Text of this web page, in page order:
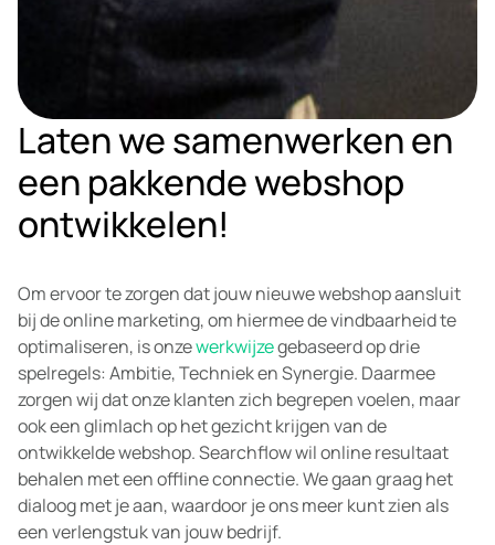
Laten we samenwerken en
een pakkende webshop
ontwikkelen!
Om ervoor te zorgen dat jouw nieuwe webshop aansluit
bij de online marketing, om hiermee de vindbaarheid te
optimaliseren, is onzewerkwijzegebaseerd op drie
spelregels: Ambitie, Techniek en Synergie. Daarmee
zorgen wij dat onze klanten zich begrepen voelen, maar
ook een glimlach op het gezicht krijgen van de
ontwikkelde webshop. Searchflow wil online resultaat
behalen met een offline connectie. We gaan graag het
dialoog met je aan, waardoor je ons meer kunt zien als
een verlengstuk van jouw bedrijf.